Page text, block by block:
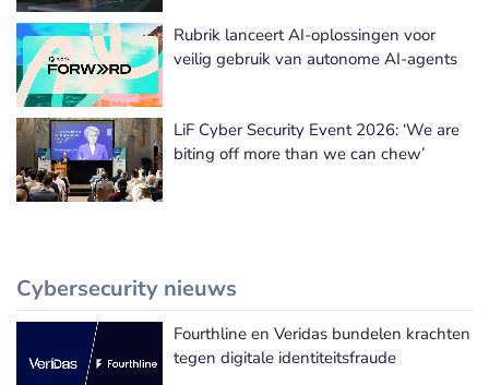
Rubrik lanceert AI-oplossingen voor
veilig gebruik van autonome AI-agents
LiF Cyber Security Event 2026: ‘We are
biting off more than we can chew’
Cybersecurity nieuws
Meer Cybersecurity nieuws
Fourthline en Veridas bundelen krachten
tegen digitale identiteitsfraude